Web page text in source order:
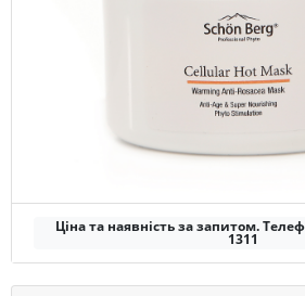
Ціна та наявність за запитом.
1311